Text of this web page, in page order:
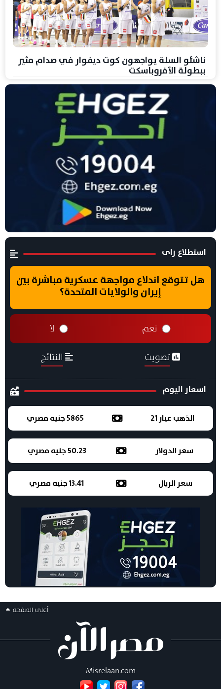
ناشئو السلة يواجهون كوت ديفوار في صدام مثير
ببطولة الأفروباسكت
استطلاع راى
هل تتوقع اندلاع مواجهة عسكرية مباشرة بين
إيران والولايات المتحدة؟
نعم لا
تصويت النتائج
اسعار اليوم
الذهب عيار 21 5865 جنيه مصري
سعر الدولار 50.23 جنيه مصري
سعر الريال 13.41 جنيه مصري
أعلى الصفحه
Misrelaan.com